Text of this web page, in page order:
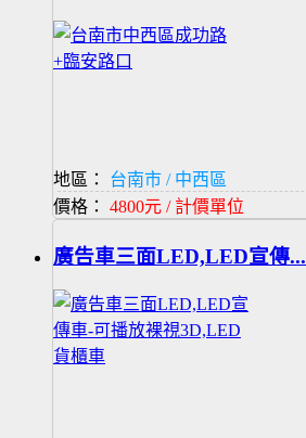
地區：
台南市 / 中西區
價格： 4800元 / 計價單位
廣告車三面LED,LED宣傳...